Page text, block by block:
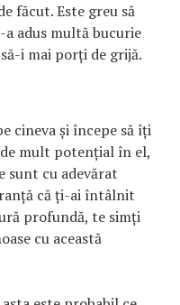
făcut. Este greu să
adus multă bucurie
i mai porți de grijă.
cineva și începe să îți
mult potențial în el,
sunt cu adevărat
că ți-ai întâlnit
profundă, te simți
cu această